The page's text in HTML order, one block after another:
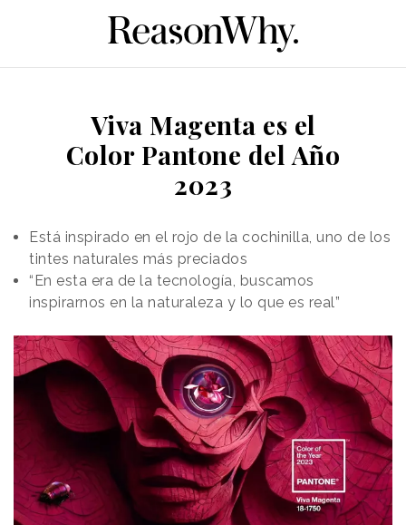
Viva Magenta es el
Color Pantone del Año
2023
Está inspirado en el rojo de la cochinilla, uno de los
tintes naturales más preciados
“En esta era de la tecnología, buscamos
inspirarnos en la naturaleza y lo que es real”